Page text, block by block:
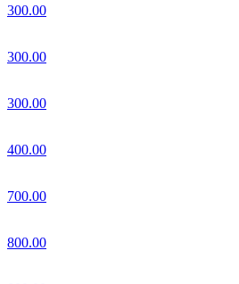
300.00
300.00
300.00
400.00
700.00
800.00